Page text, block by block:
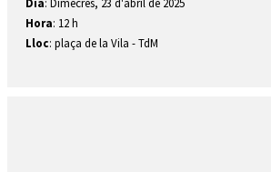
Hora: 12 h
Lloc: plaça de la Vila - TdM